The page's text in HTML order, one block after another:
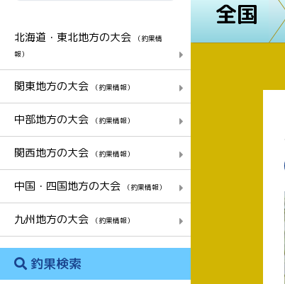
北海道・東北地方の大会
（釣果情
報）
関東地方の大会 （釣果情報）
中部地方の大会 （釣果情報）
関西地方の大会 （釣果情報）
中国・四国地方の大会 （釣果情報）
九州地方の大会 （釣果情報）
釣果検索
全国